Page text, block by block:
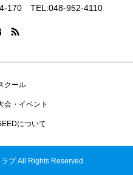
170 TEL:048-952-4110
クール
会・イベント
について
ブ All Rights Reserved.